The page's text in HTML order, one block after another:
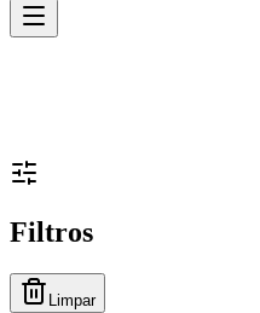
Filtros
Limpar